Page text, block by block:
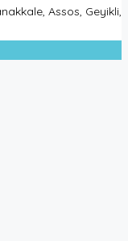
Assos, Geyikli,